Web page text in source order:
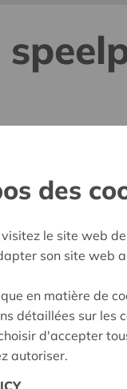
pour tous
- Klein-Brabant
décision:
Approuvé
1, 2870
des
le site web
son site web
en matière de
détaillées sur les
d'accepter
autoriser.